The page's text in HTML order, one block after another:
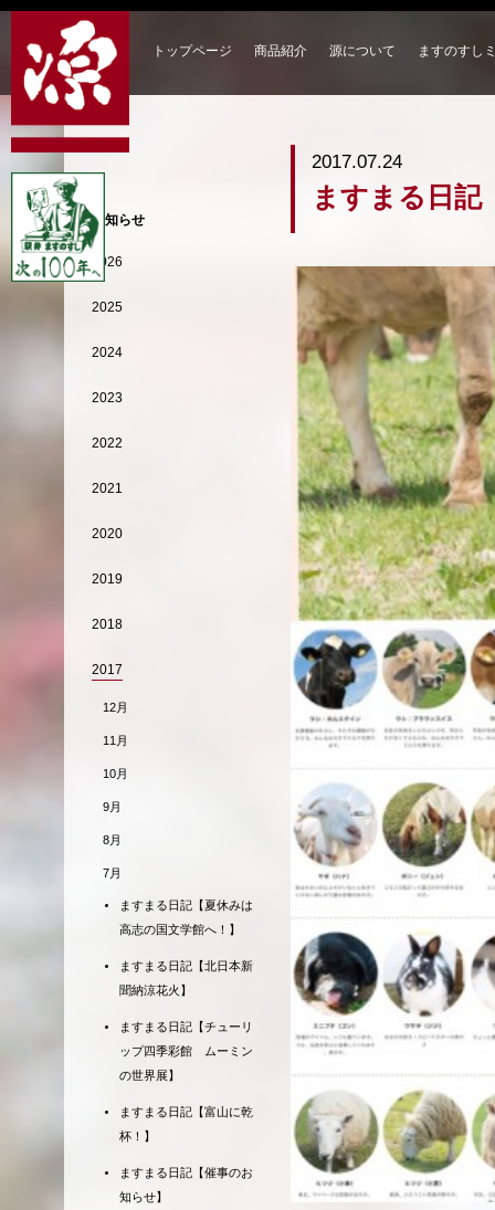
トップページ 商品紹介 源について ますのすし
2017.07.24
ますまる日記
お知らせ
2026
2025
2024
2023
2022
2021
2020
2019
2018
2017
12月
11月
10月
9月
8月
7月
ますまる日記【夏休みは
高志の国文学館へ！】
ますまる日記【北日本新
聞納涼花火】
ますまる日記【チューリ
ップ四季彩館 ムーミン
の世界展】
ますまる日記【富山に乾
杯！】
ますまる日記【催事のお
知らせ】